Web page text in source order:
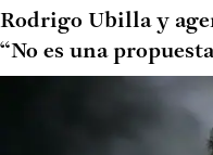
Rodrigo Ubilla y
“No es una